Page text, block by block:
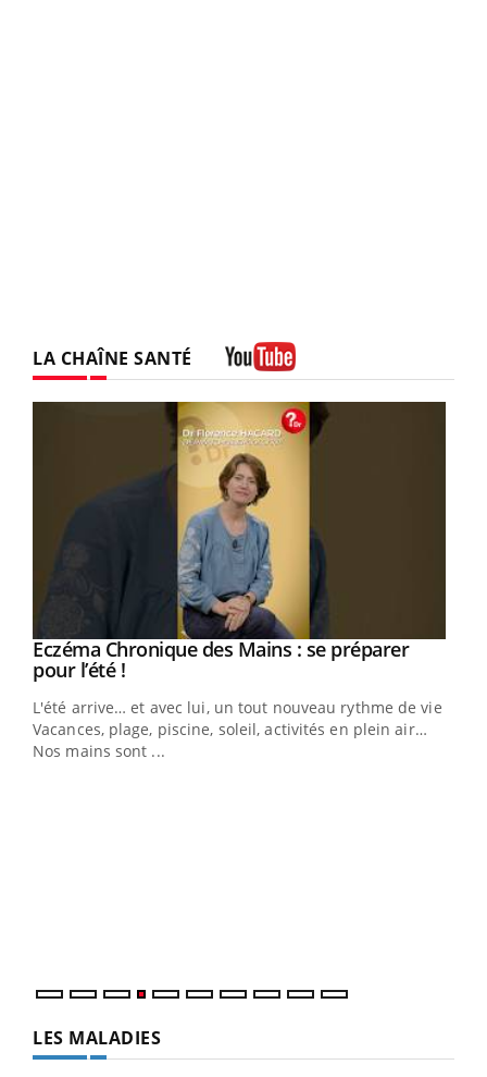
LA CHAÎNE SANTÉ
Youtube
Eczéma Chronique des Mains : se préparer
pour l’été !Youtube
L'été arrive… et avec lui, un tout nouveau rythme de vie !
Vacances, plage, piscine, soleil, activités en plein air…
Nos mains sont ...
LES MALADIES